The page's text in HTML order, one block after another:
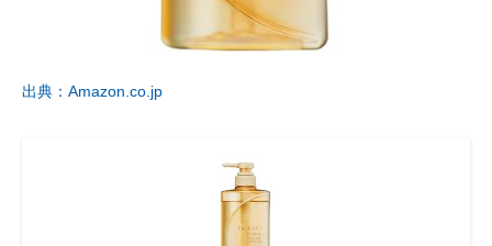
出典：Amazon.co.jp